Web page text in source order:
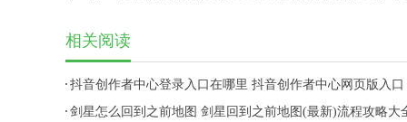
相关阅读
抖音创作者中心登录入口在哪里 抖音创作者中心网页版入口
剑星怎么回到之前地图 剑星回到之前地图(最新)流程攻略大